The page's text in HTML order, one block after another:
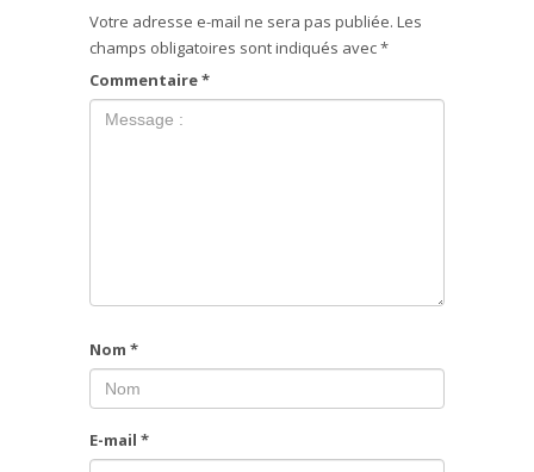
Votre adresse e-mail ne sera pas publiée. Les
champs obligatoires sont indiqués avec*
Commentaire*
Nom *
E-mail *